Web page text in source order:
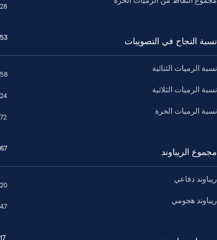
28
نسبة النجاح في التصويبات 53
نسبة الرميات الثنائية
58
نسبة الرميات الثلاثية
24
نسبة الرميات الحرة
72
مجموع الريباوند 67
ريباوند دفاعي
20
ريباوند هجومي
47
17